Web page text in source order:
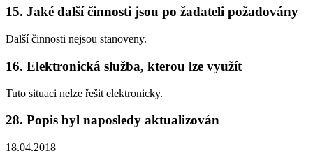
15. Jaké další činnosti jsou po žadateli požadovány
Další činnosti nejsou stanoveny.
16. Elektronická služba, kterou lze využít
Tuto situaci nelze řešit elektronicky.
28. Popis byl naposledy aktualizován
18.04.2018